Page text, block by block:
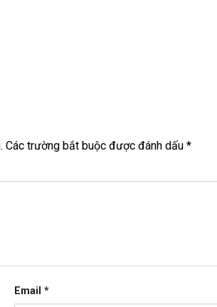
Các trường bắt buộc được đánh dấu*
Email*